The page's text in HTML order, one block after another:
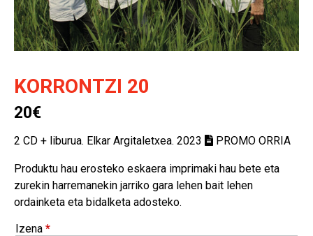
KORRONTZI 20
20€
2 CD + liburua. Elkar Argitaletxea. 2023 PROMO ORRIA
Produktu hau erosteko eskaera imprimaki hau bete eta
zurekin harremanekin jarriko gara lehen bait lehen
ordainketa eta bidalketa adosteko.
Izena *